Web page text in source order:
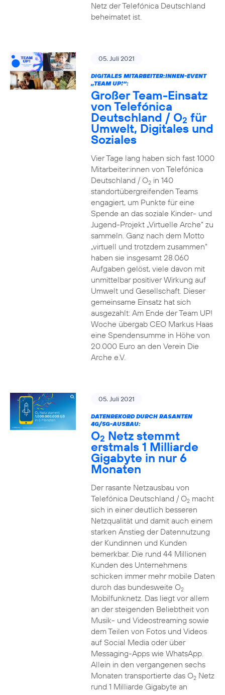
Netz der Telefónica Deutschland
beheimatet ist.
05. Juli 2021
DIGITALES MITARBEITER:INNEN-EVENT
„TEAM UP!“:
Großer Team-Einsatz
von Telefónica
Deutschland / O2 für
Umwelt, Digitales und
Soziales
Vier Tage lang haben sich fast 1000
Mitarbeiter:innen von Telefónica
Deutschland / O2in 140
standortübergreifenden Teams
engagiert, um Punkte für eine
Spende an das soziale Kinder- und
Jugend-Projekt „Virtuelle Arche“ zu
sammeln. Ganz nach dem Motto
„virtuell und trotzdem zusammen“
haben sie insgesamt 28.060
Aufgaben gelöst, viele davon mit
unmittelbar positiver Wirkung auf
Umwelt und Gesellschaft. Dieser
gemeinsame Einsatz hat sich
ausgezahlt: Am Ende der Team UP!
Woche übergab CEO Markus Haas
eine Spendensumme in Höhe von
20.000 Euro an den Verein Die
Arche e.V.
05. Juli 2021
DATENREKORD DURCH RASANTEN
4G/5G-AUSBAU:
O2 Netz stemmt
erstmals 1 Milliarde
Gigabyte in nur 6
Monaten
Der rasante Netzausbau von
Telefónica Deutschland / O2macht
sich in einer deutlich besseren
Netzqualität und damit auch einem
starken Anstieg der Datennutzung
der Kundinnen und Kunden
bemerkbar. Die rund 44 Millionen
Kunden des Unternehmens
schicken immer mehr mobile Daten
durch das bundesweite O2
Mobilfunknetz. Das liegt vor allem
an der steigenden Beliebtheit von
Musik- und Videostreaming sowie
dem Teilen von Fotos und Videos
auf Social Media oder über
Messaging-Apps wie WhatsApp.
Allein in den vergangenen sechs
Monaten transportierte das O2Netz
rund 1 Milliarde Gigabyte an